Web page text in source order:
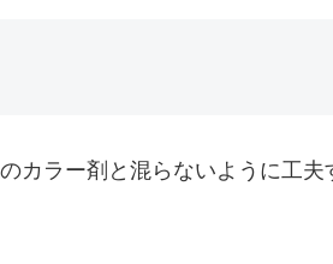
ラー剤と混らないように工